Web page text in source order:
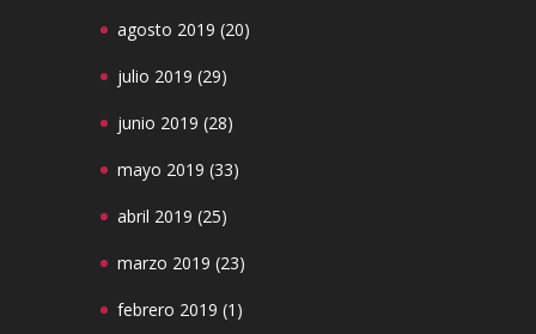
agosto 2019 (20)
julio 2019 (29)
junio 2019 (28)
mayo 2019 (33)
abril 2019 (25)
marzo 2019 (23)
febrero 2019 (1)